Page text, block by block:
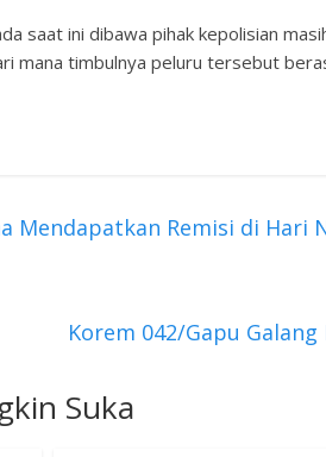
saat ini dibawa pihak kepolisian
mana timbulnya peluru tersebut
Mendapatkan Remisi di Hari
Korem 042/Gapu
Suka